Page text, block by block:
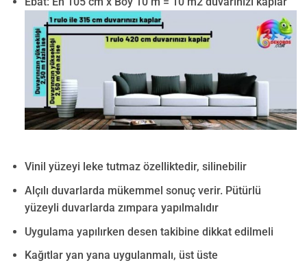
Vinil yüzeyi leke tutmaz özelliktedir, silinebilir
Alçılı duvarlarda mükemmel sonuç verir. Pütürlü
yüzeyli duvarlarda zımpara yapılmalıdır
Uygulama yapılırken desen takibine dikkat edilmeli
Kağıtlar yan yana uygulanmalı, üst üste